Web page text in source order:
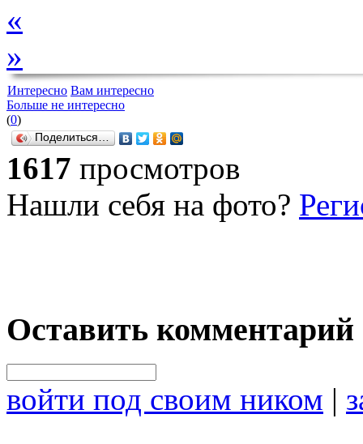
«
»
Интересно Вам интересно
Больше не интересно
(0)
Поделиться…
1617 просмотров
Нашли себя на фото?
Оставить комментарий
войти под своим ником |